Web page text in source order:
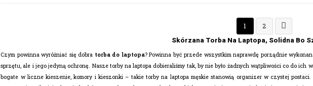
1 2 
Skórzana Torba Na Laptopa, Solidna Bo
Czym powinna wyróżniać się dobra torba do laptopa? Powinna być przede wszystkim naprawdę porządnie
sprzętu, ale i jego jedyną ochronę. Nasze torby na laptopa dobieraliśmy tak, by nie było żadnych wątpliwości co do
bogate w liczne kieszenie, komory i kieszonki – takie torby na laptopa męskie stanowią organizer w czystej